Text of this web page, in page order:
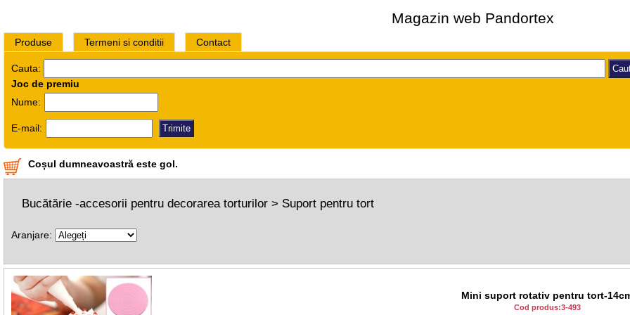
Magazin web Pandortex
Produse Termeni si conditii Contact
Cauta:
Joc de premiu
Nume:
E-mail:
Coșul dumneavoastră este gol.
Bucătărie -accesorii pentru decorarea torturilor > Suport pentru tort
Aranjare:
Mini suport rotativ pentru tort-
Cod produs:3-493